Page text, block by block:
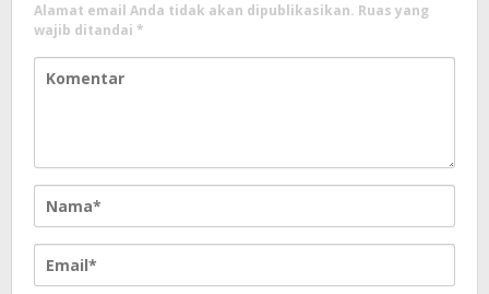
Alamat email Anda tidak akan dipublikasikan. Ruas yang
wajib ditandai *